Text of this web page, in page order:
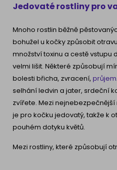
Jedovaté rostliny pro
Mnoho rostlin běžně
bohužel u kočky způsobit
množství toxinu a cestě vstupu
velmi lišit. Některé způsobují
bolesti břicha, zvracení, průjem
selhání ledvin a jater, srdeční
zvířete. Mezi
je pro kočku jedovatý, takže k
pouhém dotyku květů.
Mezi rostliny, které způsobují